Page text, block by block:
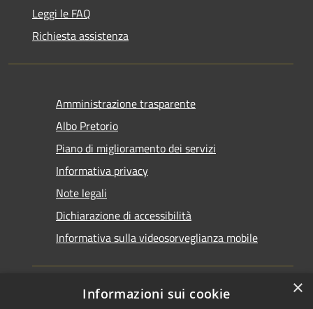
Leggi le FAQ
Richiesta assistenza
Amministrazione trasparente
Albo Pretorio
Piano di miglioramento dei servizi
Informativa privacy
Note legali
Dichiarazione di accessibilità
Informativa sulla videosorveglianza mobile
×
Informazioni sui cookie